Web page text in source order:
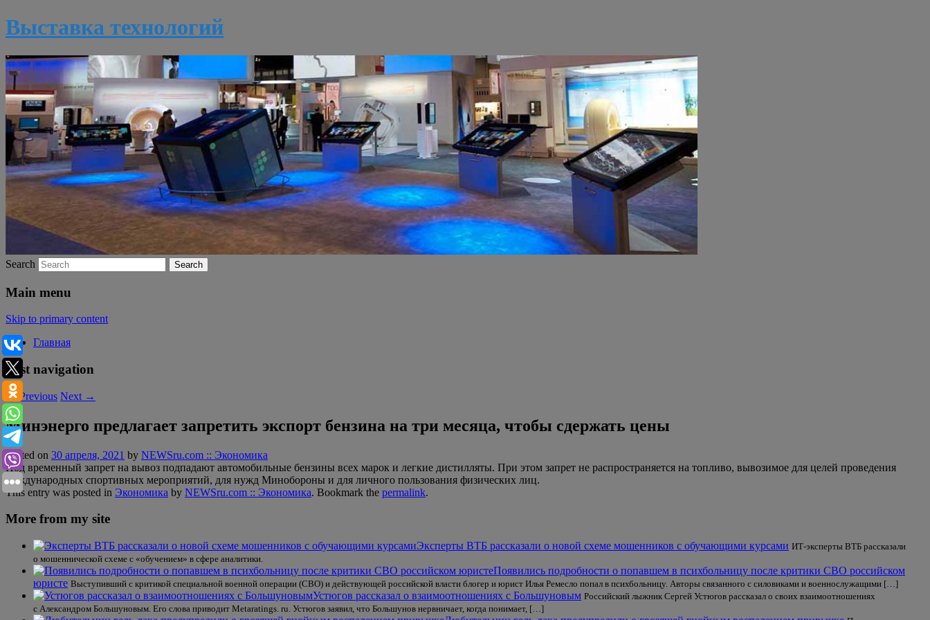
Выставка технологий
Search
Main menu
Skip to primary content
Главная
Post navigation
←Previous Next →
Минэнерго предлагает запретить экспорт бензина на три месяца, чтобы сдержать цены
Posted on 30 апреля, 2021 by NEWSru.com :: Экономика
Под временный запрет на вывоз подпадают автомобильные бензины всех марок и легкие дистилляты. При этом запрет не распространяется на топливо, вывозимое для целей проведения
международных спортивных мероприятий, для нужд Минобороны и для личного пользования физических лиц.
This entry was posted in Экономика by NEWSru.com :: Экономика. Bookmark the permalink.
More from my site
Эксперты ВТБ рассказали о новой схеме мошенников с обучающими курсами ИТ-эксперты ВТБ рассказали
о мошеннической схеме с «обучением» в сфере аналитики.
Появились подробности о попавшем в психбольницу после критики СВО российском
юристе Выступивший с критикой специальной военной операции (СВО) и действующей российской власти блогер и юрист Илья Ремесло попал в психбольницу. Авторы связанного с силовиками и военнослужащими […]
Устюгов рассказал о взаимоотношениях с Большуновым Российский лыжник Сергей Устюгов рассказал о своих взаимоотношениях
с Александром Большуновым. Его слова приводит Metaratings. ru. Устюгов заявил, что Большунов нервничает, когда понимает, […]